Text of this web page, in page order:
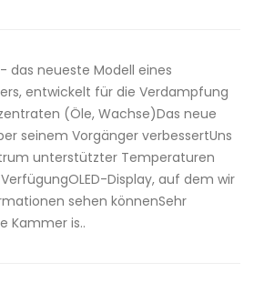
- das neueste Modell eines
entwickelt für die Verdampfung
(Öle, Wachse)Das neue
seinem Vorgänger verbessertUns
unterstützter Temperaturen
Display, auf dem wir
sehen könnenSehr
Kammer is..